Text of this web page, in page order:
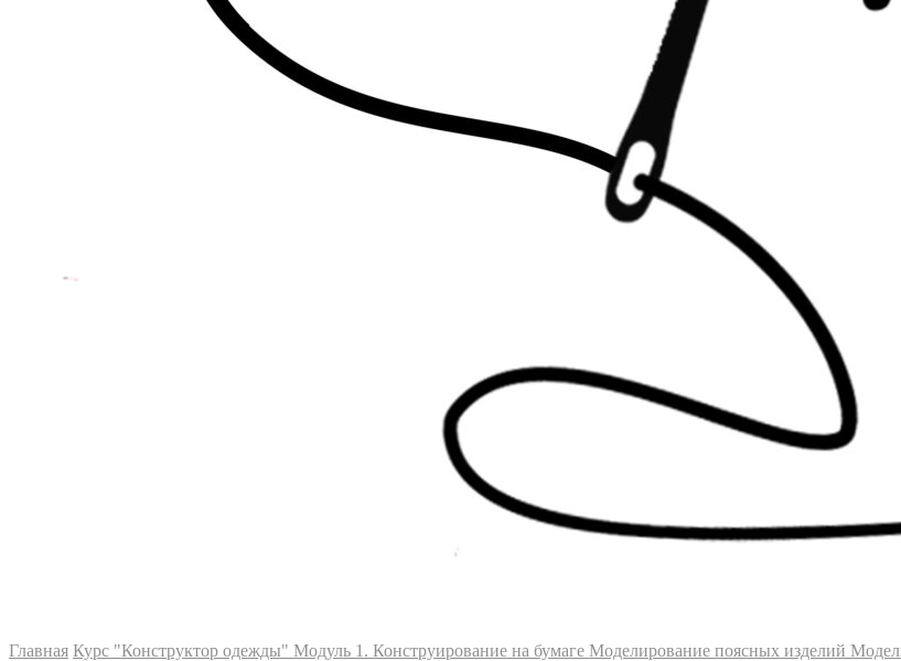
Главная Курс "Конструктор одежды" Модуль 1. Конструирование на бумаге Моделирование поясных изделий